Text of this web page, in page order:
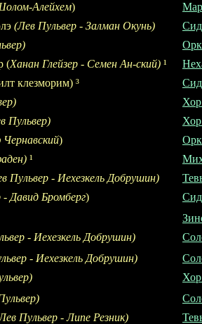
Алейхем)
(Лев Пульвер - Залман Окунь)
(Ханан Глейзер - Семен Ан-ский) ¹
клезморим) ³
Пульвер)
)
¹
Пульвер - Иехезкель Добрушин)
- Давид Бромберг)
- Иехезкель Добрушин)
- Иехезкель Добрушин)
Пульвер - Липе Резник)